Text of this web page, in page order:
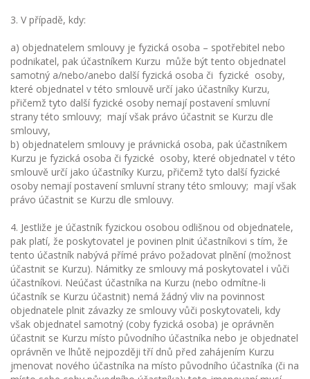
3. V případě, kdy:
a) objednatelem smlouvy je fyzická osoba – spotřebitel nebo
podnikatel, pak účastníkem Kurzu může být tento objednatel
samotný a/nebo/anebo další fyzická osoba či fyzické osoby,
které objednatel v této smlouvě určí jako účastníky Kurzu,
přičemž tyto další fyzické osoby nemají postavení smluvní
strany této smlouvy; mají však právo účastnit se Kurzu dle
smlouvy,
b) objednatelem smlouvy je právnická osoba, pak účastníkem
Kurzu je fyzická osoba či fyzické osoby, které objednatel v této
smlouvě určí jako účastníky Kurzu, přičemž tyto další fyzické
osoby nemají postavení smluvní strany této smlouvy; mají však
právo účastnit se Kurzu dle smlouvy.
4. Jestliže je účastník fyzickou osobou odlišnou od objednatele,
pak platí, že poskytovatel je povinen plnit účastníkovi s tím, že
tento účastník nabývá přímé právo požadovat plnění (možnost
účastnit se Kurzu). Námitky ze smlouvy má poskytovatel i vůči
účastníkovi. Neúčast účastníka na Kurzu (nebo odmítne-li
účastník se Kurzu účastnit) nemá žádný vliv na povinnost
objednatele plnit závazky ze smlouvy vůči poskytovateli, kdy
však objednatel samotný (coby fyzická osoba) je oprávněn
účastnit se Kurzu místo původního účastníka nebo je objednatel
oprávněn ve lhůtě nejpozději tří dnů před zahájením Kurzu
jmenovat nového účastníka na místo původního účastníka (či na